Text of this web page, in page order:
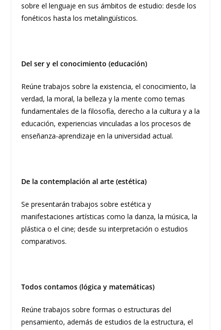
sobre el lenguaje en sus ámbitos de estudio: desde los
fonéticos hasta los metalingüísticos.
Del ser y el conocimiento (educación)
Reúne trabajos sobre la existencia, el conocimiento, la
verdad, la moral, la belleza y la mente como temas
fundamentales de la filosofía, derecho a la cultura y a la
educación, experiencias vinculadas a los procesos de
enseñanza-aprendizaje en la universidad actual.
De la contemplación al arte (estética)
Se presentarán trabajos sobre estética y
manifestaciones artísticas como la danza, la música, la
plástica o el cine; desde su interpretación o estudios
comparativos.
Todos contamos (lógica y matemáticas)
Reúne trabajos sobre formas o estructuras del
pensamiento, además de estudios de la estructura, el